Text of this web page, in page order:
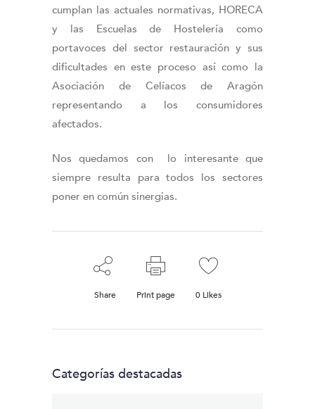
cumplan las actuales normativas, HORECA
y las Escuelas de Hostelería como
portavoces del sector restauración y sus
dificultades en este proceso así como la
Asociación de Celíacos de Aragón
representando a los consumidores
afectados.
Nos quedamos con lo interesante que
siempre resulta para todos los sectores
poner en común sinergias.
Share Print page 0 Likes
Categorías destacadas